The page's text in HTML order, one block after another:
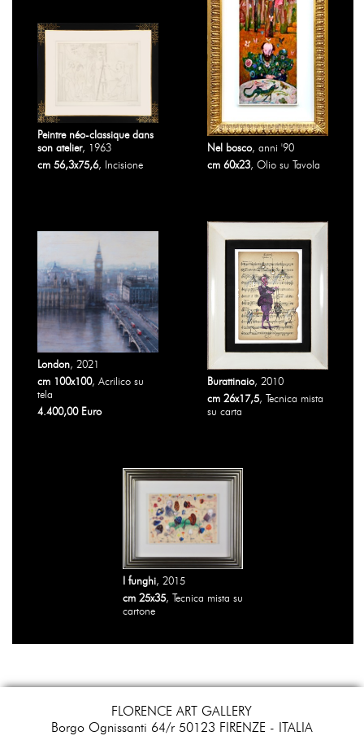
Peintre néo-classique dans
son atelier, 1963
cm 56,3x75,6, Incisione
Nel bosco, anni '90
cm 60x23, Olio su Tavola
London, 2021
cm 100x100, Acrilico su
tela
4.400,00 Euro
Burattinaio, 2010
cm 26x17,5, Tecnica mista
su carta
I funghi, 2015
cm 25x35, Tecnica mista su
cartone
FLORENCE ART GALLERY
Borgo Ognissanti 64/r 50123 FIRENZE - ITALIA